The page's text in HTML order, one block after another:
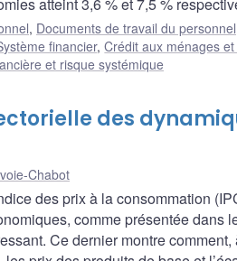
, Documents de travail du personnel
financier,Crédit aux ménages
et risque systémique
des
Chabot
des prix à la consommation
comme présentée dans
Ce dernier montre